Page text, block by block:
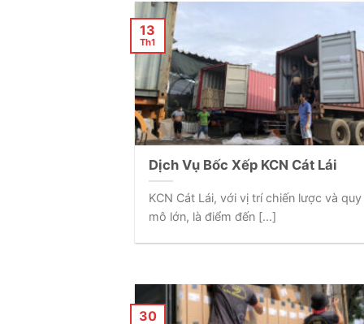
Dịch Vụ Bốc Xếp KCN Cát Lái
KCN Cát Lái, với vị trí chiến lược và quy
mô lớn, là điểm đến [...]
13
Th1
30